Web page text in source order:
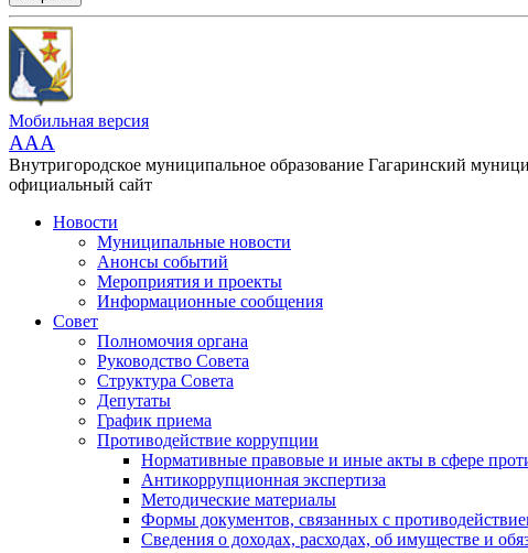
Мобильная версия
AAA
Внутригородское муниципальное образование Гагаринский
официальный сайт
Новости
Муниципальные новости
Анонсы событий
Мероприятия и проекты
Информационные сообщения
Совет
Полномочия органа
Руководство Совета
Структура Совета
Депутаты
График приема
Противодействие коррупции
Нормативные правовые и иные акты в сфере
Антикоррупционная экспертиза
Методические материалы
Формы документов, связанных с
Сведения о доходах, расходах, об имуществе и